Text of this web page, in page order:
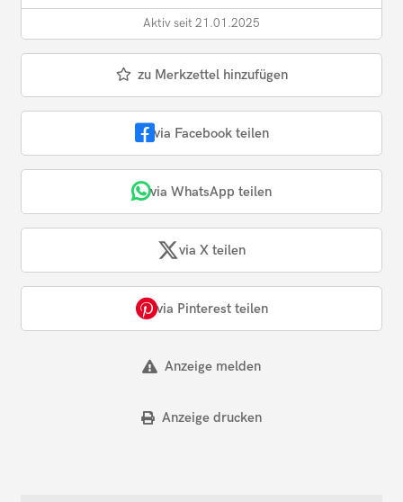
Aktiv seit 21.01.2025
zu Merkzettel hinzufügen
via Facebook teilen
via WhatsApp teilen
via X teilen
via Pinterest teilen
Anzeige melden
Anzeige drucken